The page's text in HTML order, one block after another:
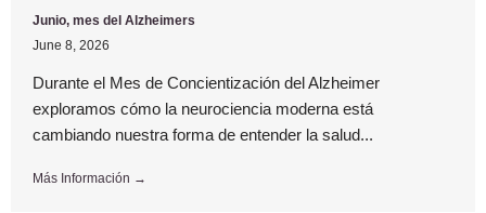
Junio, mes del Alzheimers
June 8, 2026
Durante el Mes de Concientización del Alzheimer
exploramos cómo la neurociencia moderna está
cambiando nuestra forma de entender la salud...
Más Información →